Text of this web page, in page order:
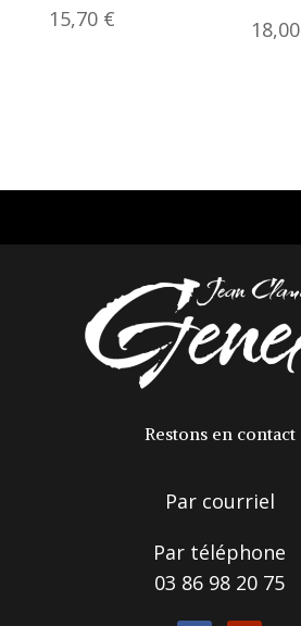
15,70 € 18,00
Restons en contact
Par courriel
Par téléphone
03 86 98 20 75